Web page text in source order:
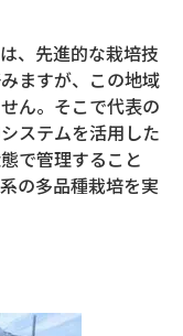
、先進的な栽培技
ますが、この地域
ん。そこで代表の
ステムを活用した
で管理すること
の多品種栽培を実